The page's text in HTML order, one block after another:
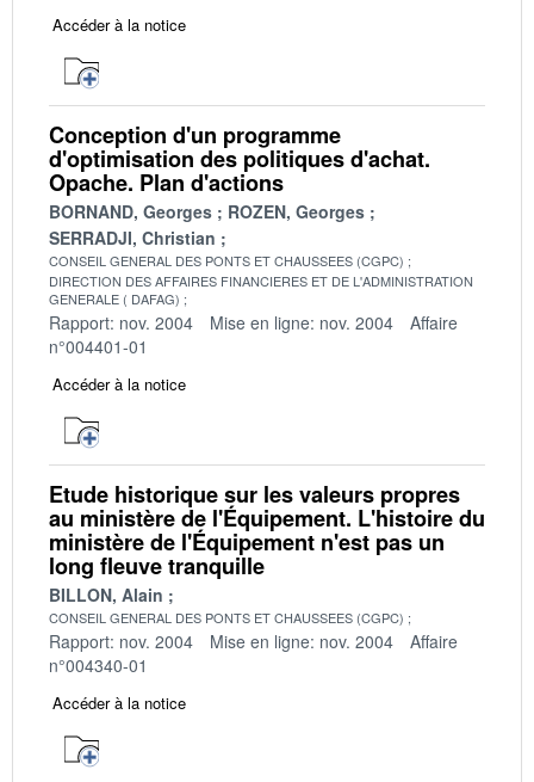
Accéder à la notice
Conception d'un programme
d'optimisation des politiques d'achat.
Opache. Plan d'actions
BORNAND, Georges
ROZEN, Georges
SERRADJI, Christian
CONSEIL GENERAL DES PONTS ET CHAUSSEES (CGPC)
DIRECTION DES AFFAIRES FINANCIERES ET DE L'ADMINISTRATION
GENERALE ( DAFAG)
Rapport: nov. 2004 Mise en ligne: nov. 2004
Affaire
n°004401-01
Accéder à la notice
Etude historique sur les valeurs propres
au ministère de l'Équipement. L'histoire du
ministère de l'Équipement n'est pas un
long fleuve tranquille
BILLON, Alain
CONSEIL GENERAL DES PONTS ET CHAUSSEES (CGPC)
Rapport: nov. 2004 Mise en ligne: nov. 2004
Affaire
n°004340-01
Accéder à la notice